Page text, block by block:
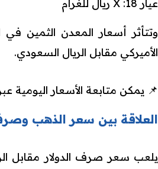
عيار 18: X ريال للغرام
وتتأثر أسعار المعدن الثمين
الأميركي مقابل الريال السعودي.
📌 يمكن متابعة الأسعار اليومية
العلاقة بين سعر الذهب وصرف
يلعب سعر صرف الدولار مقابل